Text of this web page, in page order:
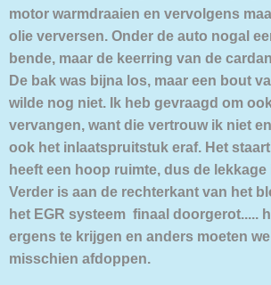
motor warmdraaien en vervolgens
olie verversen. Onder de auto nogal
bende, maar de keerring van de
De bak was bijna los, maar een bout
wilde nog niet. Ik heb gevraagd om
vervangen, want die vertrouw ik niet
ook het inlaatspruitstuk eraf. Het
heeft een hoop ruimte, dus de
Verder is aan de rechterkant van het
het EGR systeem finaal doorgerot.....
ergens te krijgen en anders moeten
misschien afdoppen.